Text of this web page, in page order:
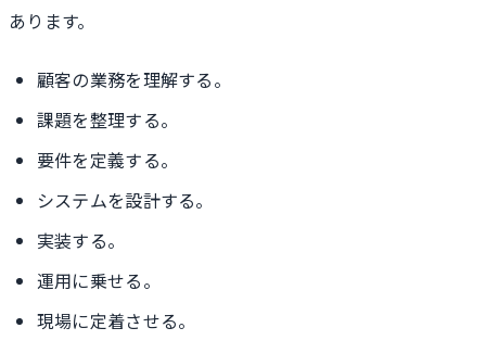
あります。
顧客の業務を理解する。
課題を整理する。
要件を定義する。
システムを設計する。
実装する。
運用に乗せる。
現場に定着させる。